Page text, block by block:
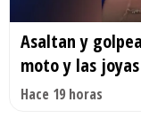
Asaltan y
moto y las
Hace 19 horas